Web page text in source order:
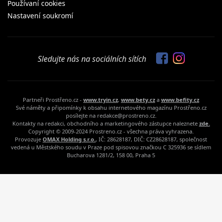
Používaní cookies
Nastavení soukromí
Sledujte nás na sociálních sítích
Partneři Prostřeno.cz - www.tryin.cz, www.bety.cz a www.befity.cz
Své náměty a připomínky k obsahu internetového magazínu Prostřeno.cz
posílejte na redakce@prostreno.cz.
Kontakty na redakci, obchodního a marketingového zástupce naleznete zde.
Copyright © 2009-2024 Prostreno.cz - všechna práva vyhrazena.
Provozuje OMAX Holding s.r.o., IČ: 28628187, DIČ: CZ28628187, společnost
vedená u Městského soudu v Praze pod spisovou značkou C 325936 se sídlem
Bucharova 1281/2, 158 00, Praha 5